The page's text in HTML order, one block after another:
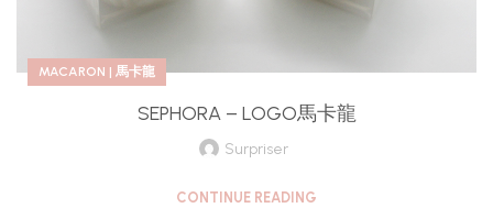
MACARON | 馬卡龍
SEPHORA – LOGO馬卡龍
Surpriser
CONTINUE READING